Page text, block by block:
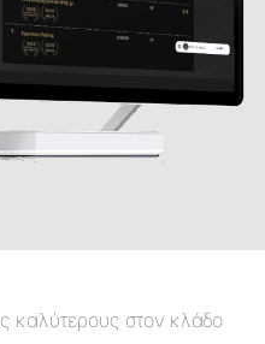
καλύτερους στον κλάδο